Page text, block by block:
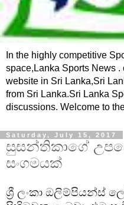
In the highly competitive
space,Lanka Sports News
website in Sri Lanka,Sri
from Sri Lanka.Sri Lanka
discussions. Welcome to
Saturday, July 15, 2017
සුසන්තිකාගේ
සංගමයක්
ශ්‍රී ලංකා ඔලිම්පියන්ස්